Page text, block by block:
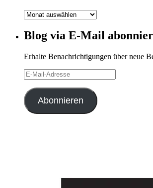
Blog-
Blog via E-Mail
Erhalte Benachrichtigungen über neue
E-
Mail-
Adresse
Abonnieren